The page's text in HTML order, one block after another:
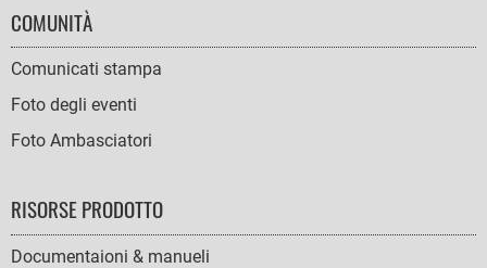
COMUNITÀ
Comunicati stampa
Foto degli eventi
Foto Ambasciatori
RISORSE PRODOTTO
Documentaioni & manueli